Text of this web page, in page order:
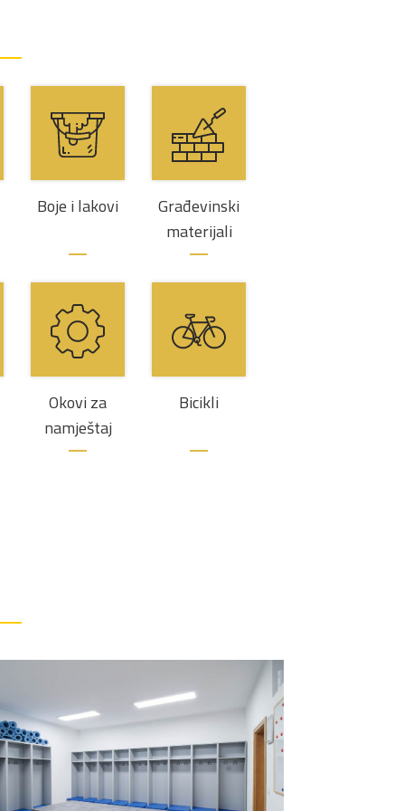
Boje i lakovi
Građevinski
materijali
Okovi za
namještaj
Bicikli
NK Frankopan